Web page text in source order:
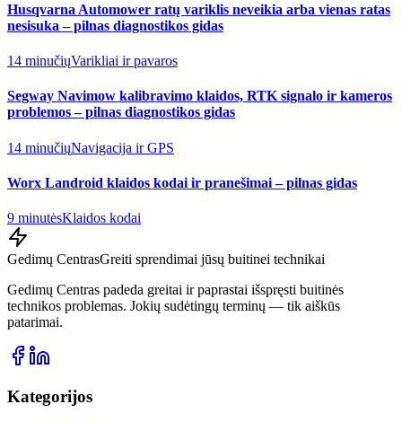
Husqvarna Automower ratų variklis neveikia arba vienas ratas
nesisuka – pilnas diagnostikos gidas
14 minučiųVarikliai ir pavaros
Segway Navimow kalibravimo klaidos, RTK signalo ir kameros
problemos – pilnas diagnostikos gidas
14 minučiųNavigacija ir GPS
Worx Landroid klaidos kodai ir pranešimai – pilnas gidas
9 minutėsKlaidos kodai
Gedimų CentrasGreiti sprendimai jūsų buitinei technikai
Gedimų Centras padeda greitai ir paprastai išspręsti buitinės
technikos problemas. Jokių sudėtingų terminų — tik aiškūs
patarimai.
Kategorijos